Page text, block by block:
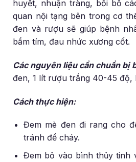
huyết, nhuận tràng, bồi bổ
quan nội tạng bên trong cơ
đen và rượu sẽ giúp bệnh
bầm tím, đau nhức xương cốt.
Các nguyên liệu cần chuẩn bị
đen, 1 lít rượu trắng 40-45 độ,
Cách thực hiện:
Đem mè đen đi rang cho
tránh để cháy.
Đem bỏ vào bình thủy tinh